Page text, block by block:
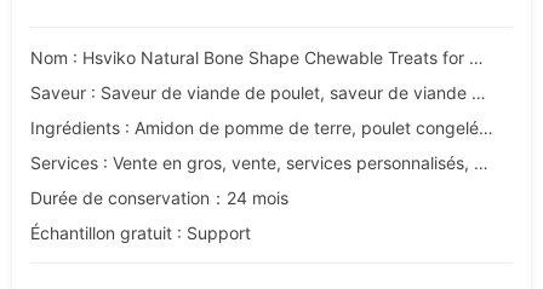
Nom : Hsviko Natural Bone Shape Chewable Treats for Dogs (friandises à mâcher en forme d'os)
Saveur : Saveur de viande de poulet, saveur de viande de bœuf, saveur de fromage, saveur de viande de poisson, saveur de lait.
Ingrédients : Amidon de pomme de terre, poulet congelé, fromage en poudre, amidon de maïs, levure de bière, graisse de poulet, acide malique.
Services : Vente en gros, vente, services personnalisés, OEM et ODM
Durée de conservation：24 mois
Échantillon gratuit : Support